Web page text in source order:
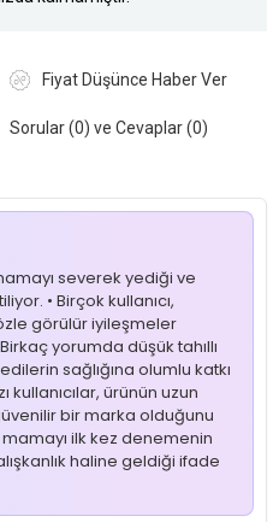
Fiyat Düşünce Haber Ver
Sorular (0) ve Cevaplar (0)
severek yediği ve
• Birçok kullanıcı,
görülür iyileşmeler
yorumda düşük tahıllı
sağlığına olumlu katkı
kullanıcılar, ürünün uzun
bir marka olduğunu
ilk kez denemenin
haline geldiği ifade